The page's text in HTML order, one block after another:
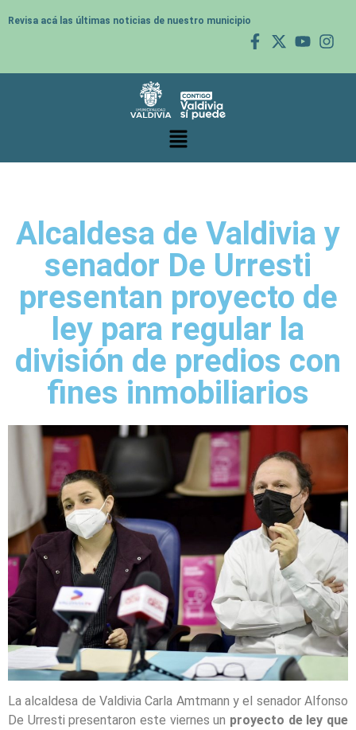
Revisa acá las últimas noticias de nuestro municipio
Alcaldesa de Valdivia y
senador De Urresti
presentan proyecto de
ley para regular la
división de predios con
fines inmobiliarios
La alcaldesa de Valdivia Carla Amtmann y el senador Alfonso
De Urresti presentaron este viernes un proyecto de ley que